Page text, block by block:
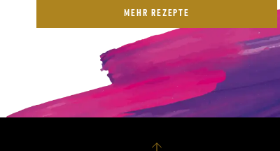
MEHR REZEPTE